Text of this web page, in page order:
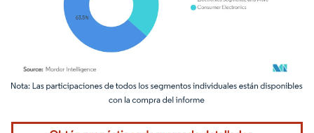
Imagen © Mordor Intelligence. El uso requiere atribución según CC BY 4.0.